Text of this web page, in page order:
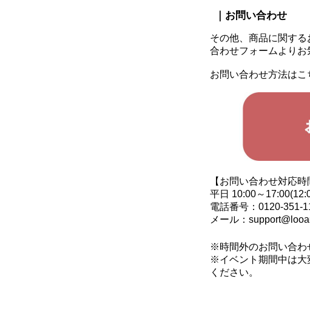
｜お問い合わせ
その他、商品に関す
合わせフォームよりお
お問い合わせ方法はこ
【お問い合わせ対応時
平日 10:00～
電話番号：0120-351-
メール：
※時間外のお問い合わ
※イベント期間中は大
ください。